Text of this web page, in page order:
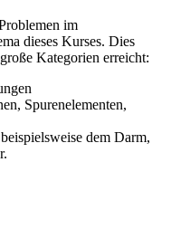
im
dieses Kurses. Dies
Kategorien erreicht:
Spurenelementen,
dem Darm,